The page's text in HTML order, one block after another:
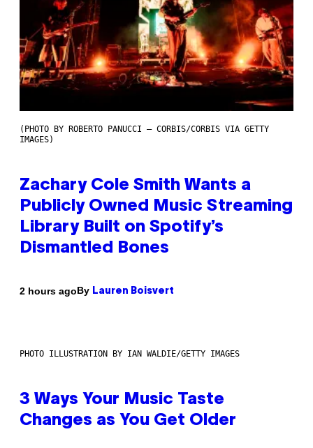
(PHOTO BY ROBERTO PANUCCI – CORBIS/CORBIS VIA GETTY
IMAGES)
Zachary Cole Smith Wants a
Publicly Owned Music Streaming
Library Built on Spotify’s
Dismantled Bones
2 hours agoBy Lauren Boisvert
PHOTO ILLUSTRATION BY IAN WALDIE/GETTY IMAGES
3 Ways Your Music Taste
Changes as You Get Older